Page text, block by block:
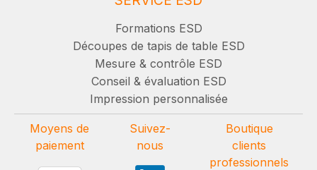
Formations ESD
Découpes de tapis de table ESD
Mesure & contrôle ESD
Conseil & évaluation ESD
Impression personnalisée
Moyens de
paiement
Suivez-
nous
Boutique
clients
professionnels